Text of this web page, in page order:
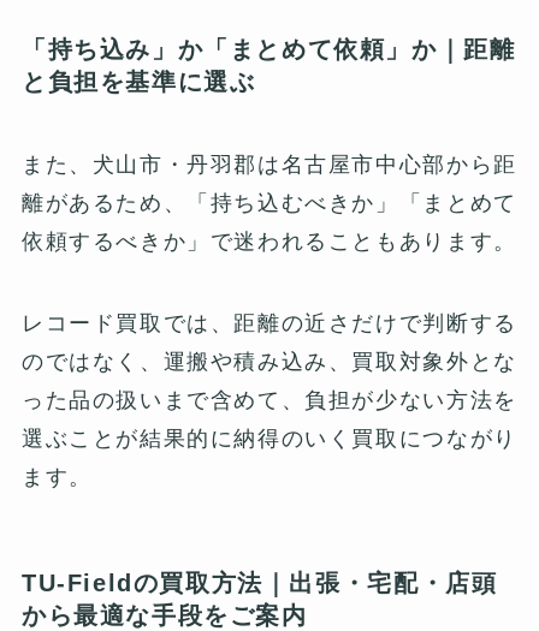
「持ち込み」か「まとめて依頼」か｜距離
と負担を基準に選ぶ
また、犬山市・丹羽郡は名古屋市中心部から距
離があるため、「持ち込むべきか」「まとめて
依頼するべきか」で迷われることもあります。
レコード買取では、距離の近さだけで判断する
のではなく、運搬や積み込み、買取対象外とな
った品の扱いまで含めて、負担が少ない方法を
選ぶことが結果的に納得のいく買取につながり
ます。
TU-Fieldの買取方法｜出張・宅配・店頭
から最適な手段をご案内